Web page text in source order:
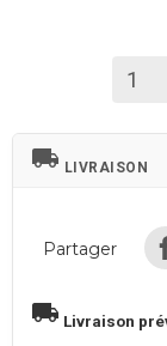
local_shipping LIVRAISON
Partager
local_shipping Livraison